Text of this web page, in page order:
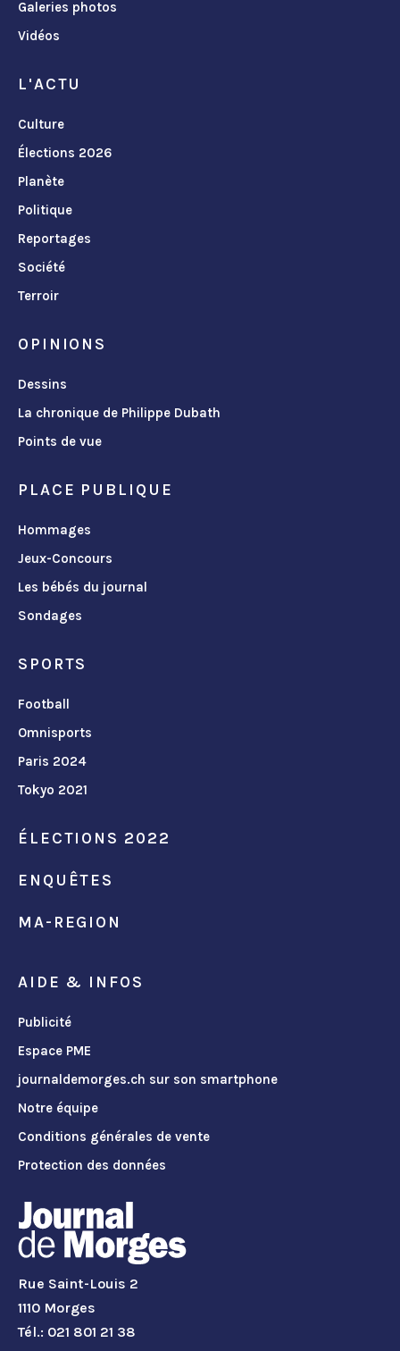
Galeries photos
Vidéos
L'ACTU
Culture
Élections 2026
Planète
Politique
Reportages
Société
Terroir
OPINIONS
Dessins
La chronique de Philippe Dubath
Points de vue
PLACE PUBLIQUE
Hommages
Jeux-Concours
Les bébés du journal
Sondages
SPORTS
Football
Omnisports
Paris 2024
Tokyo 2021
ÉLECTIONS 2022
ENQUÊTES
MA-REGION
AIDE & INFOS
Publicité
Espace PME
journaldemorges.ch sur son smartphone
Notre équipe
Conditions générales de vente
Protection des données
Rue Saint-Louis 2
1110 Morges
Tél.: 021 801 21 38